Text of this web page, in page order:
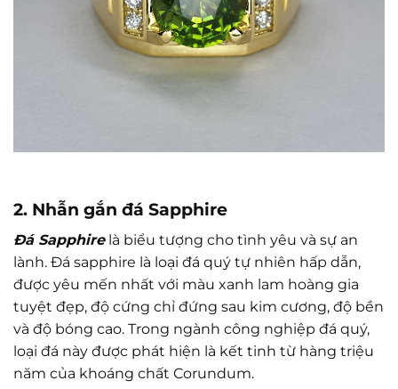
2. Nhẫn gắn đá Sapphire
Đá Sapphirelà biểu tượng cho tình yêu và sự an
lành. Đá sapphire là loại đá quý tự nhiên hấp dẫn,
được yêu mến nhất với màu xanh lam hoàng gia
tuyệt đẹp, độ cứng chỉ đứng sau kim cương, độ bền
và độ bóng cao. Trong ngành công nghiệp đá quý,
loại đá này được phát hiện là kết tinh từ hàng triệu
năm của khoáng chất Corundum.